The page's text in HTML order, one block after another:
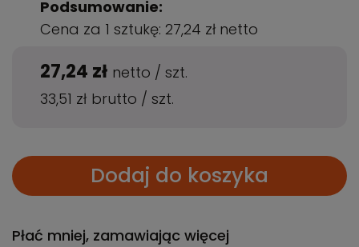
Podsumowanie:
Cena za 1 sztukę: 27,24 zł netto
27,24 zł netto / szt.
33,51 zł brutto / szt.
Dodaj do koszyka
Płać mniej, zamawiając więcej